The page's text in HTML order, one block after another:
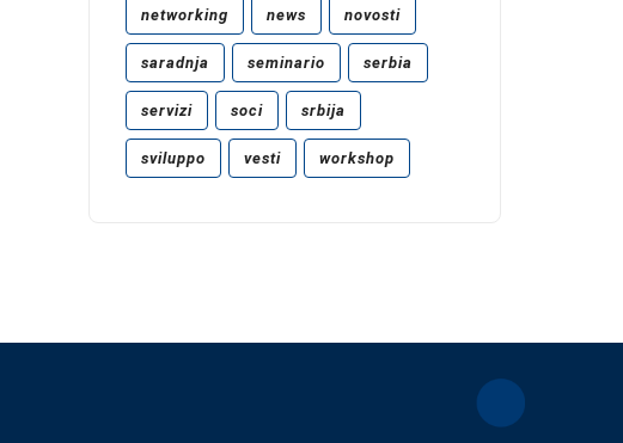
networking news novosti
saradnja seminario serbia
servizi soci srbija
sviluppo vesti workshop